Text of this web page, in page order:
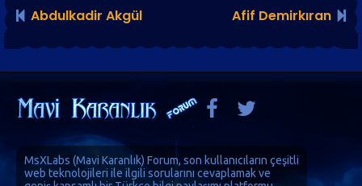
Abdulkadir Akgül Afif Demirkıran
MsXLabs (Mavi Karanlık) Forum, son kullanıcıların çeşitli
web teknolojileri ile ilgili sorularını cevaplamak ve